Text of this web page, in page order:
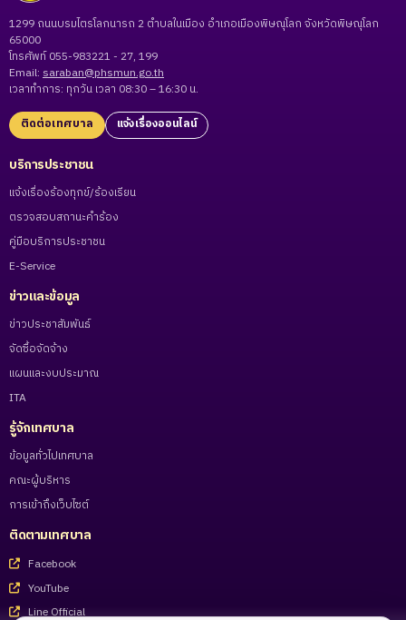
1299 ถนนบรมไตรโลกนารถ 2 ตำบลในเมือง อำเภอเมืองพิษณุโลก จังหวัดพิษณุโลก
65000
โทรศัพท์ 055-983221 - 27, 199
Email: saraban@phsmun.go.th
เวลาทำการ: ทุกวัน เวลา 08:30 – 16:30 น.
ติดต่อเทศบาล แจ้งเรื่องออนไลน์
บริการประชาชน
แจ้งเรื่องร้องทุกข์/ร้องเรียน
ตรวจสอบสถานะคำร้อง
คู่มือบริการประชาชน
E-Service
ข่าวและข้อมูล
ข่าวประชาสัมพันธ์
จัดซื้อจัดจ้าง
แผนและงบประมาณ
ITA
รู้จักเทศบาล
ข้อมูลทั่วไปเทศบาล
คณะผู้บริหาร
การเข้าถึงเว็บไซต์
ติดตามเทศบาล
Facebook
YouTube
Line Official